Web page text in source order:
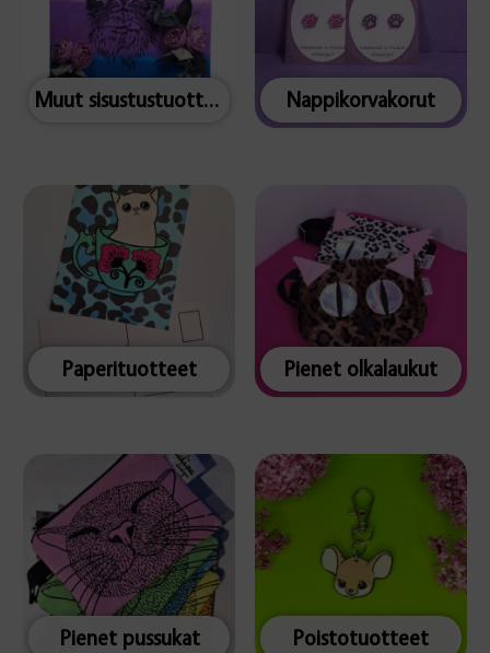
Muut sisustustuotteet Nappikorvakorut
Paperituotteet Pienet olkalaukut
Pienet pussukat Poistotuotteet